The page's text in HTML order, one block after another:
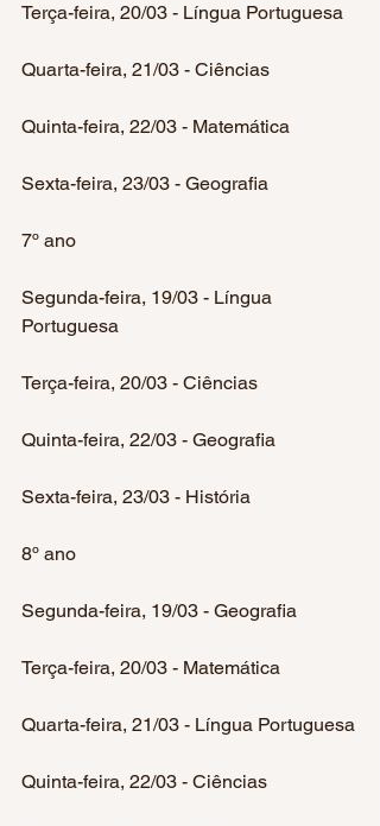
Terça-feira, 20/03 - Língua Portuguesa
Quarta-feira, 21/03 - Ciências
Quinta-feira, 22/03 - Matemática
Sexta-feira, 23/03 - Geografia
7º ano
Segunda-feira, 19/03 - Língua
Portuguesa
Terça-feira, 20/03 - Ciências
Quinta-feira, 22/03 - Geografia
Sexta-feira, 23/03 - História
8º ano
Segunda-feira, 19/03 - Geografia
Terça-feira, 20/03 - Matemática
Quarta-feira, 21/03 - Língua Portuguesa
Quinta-feira, 22/03 - Ciências